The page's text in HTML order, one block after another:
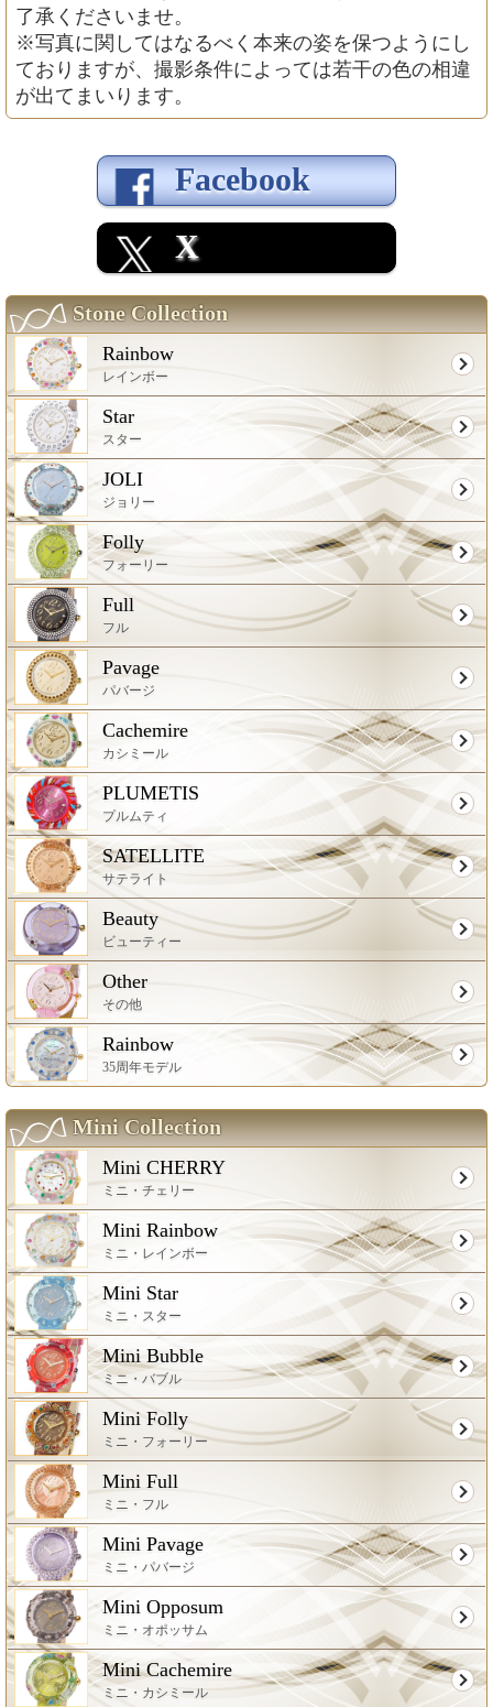
了承くださいませ。
※写真に関してはなるべく本来の姿を保つようにし
ておりますが、撮影条件によっては若干の色の相違
が出てまいります。
Facebook
X
Stone Collection
Rainbow
レインボー
Star
スター
JOLI
ジョリー
Folly
フォーリー
Full
フル
Pavage
パバージ
Cachemire
カシミール
PLUMETIS
プルムティ
SATELLITE
サテライト
Beauty
ビューティー
Other
その他
Rainbow
35周年モデル
Mini Collection
Mini CHERRY
ミニ・チェリー
Mini Rainbow
ミニ・レインボー
Mini Star
ミニ・スター
Mini Bubble
ミニ・バブル
Mini Folly
ミニ・フォーリー
Mini Full
ミニ・フル
Mini Pavage
ミニ・パバージ
Mini Opposum
ミニ・オポッサム
Mini Cachemire
ミニ・カシミール